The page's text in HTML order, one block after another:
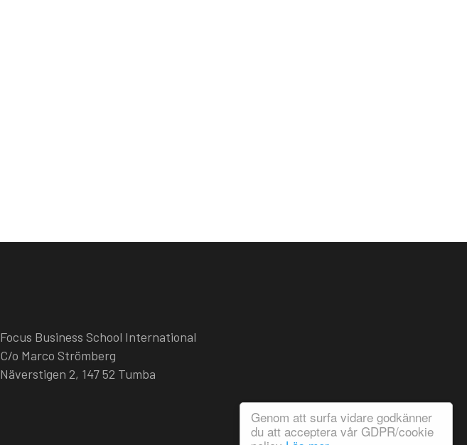
Genom att surfa vidare godkänner
du att acceptera vår GDPR/cookie
Focus Business School International
C/o Marco Strömberg
Näverstigen 2, 147 52 Tumba